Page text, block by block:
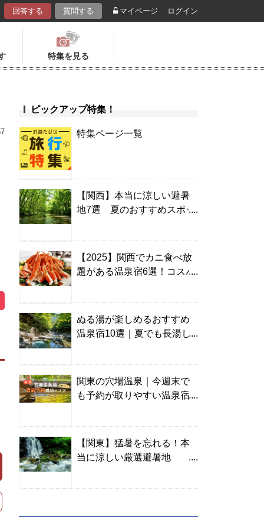
回答する 質問する マイページ ログイン
特集を見る
ピックアップ特集！
特集ページ一覧
【関西】本当に涼しい避暑
地7選 夏のおすすめスポッ
【2025】関西でカニ食べ放
題がある温泉宿6選！コスパ
ぬる湯が楽しめるおすすめ
温泉宿10選｜夏でも長湯し
関東の穴場温泉｜今週末で
も予約が取りやすい温泉宿
【関東】猛暑を忘れる！本
当に涼しい厳選避暑地